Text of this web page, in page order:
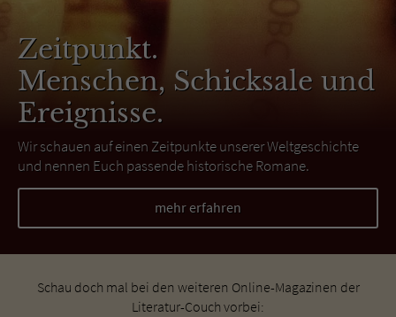
Zeitpunkt.
Menschen, Schicksale und
Ereignisse.
Wir schauen auf einen Zeitpunkte unserer Weltgeschichte
und nennen Euch passende historische Romane.
mehr erfahren
Schau doch mal bei den weiteren Online-Magazinen der
Literatur-Couch vorbei: